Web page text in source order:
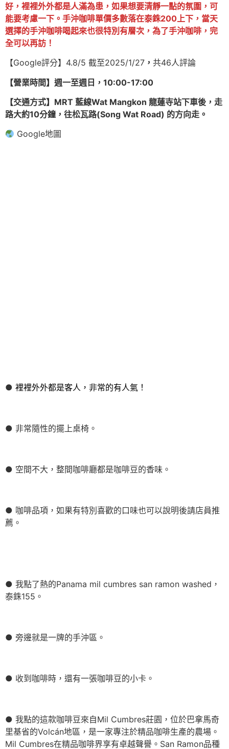
好，裡裡外外都是人滿為患，如果想要清靜一點的氛圍，可
能要考慮一下。手沖咖啡單價多數落在泰銖200上下，當天
選擇的手沖咖啡喝起來也很特別有層次，為了手沖咖啡，完
全可以再訪！
【Google評分】4.8/5 截至2025/1/27 ， 共46人評論
【營業時間】週一至週日，10:00-17:00
【交通方式】MRT 藍線Wat Mangkon 龍蓮寺站下車後，走
路大約10分鐘，往松瓦路(Song Wat Road) 的方向走。
Google地圖
● 裡裡外外都是客人，非常的有人氣！
● 非常隨性的擺上桌椅。
● 空間不大，整間咖啡廳都是咖啡豆的香味。
● 咖啡品項，如果有特別喜歡的口味也可以說明後請店員推
薦。
● 我點了熱的Panama mil cumbres san ramon washed，
泰銖155。
● 旁邊就是一牌的手沖區。
● 收到咖啡時，還有一張咖啡豆的小卡。
● 我點的這款咖啡豆來自Mil Cumbres莊園，位於巴拿馬奇
里基省的Volcán地區，是一家專注於精品咖啡生產的農場。
Mil Cumbres在精品咖啡界享有卓越聲譽。San Ramon品種